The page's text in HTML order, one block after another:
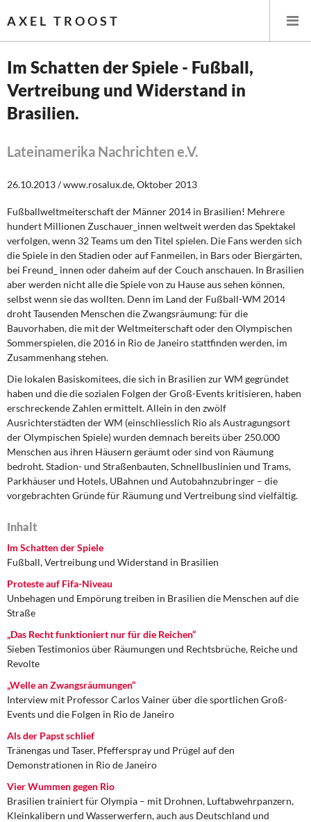
AXEL TROOST
Startseite
Leitlinien linker Wirtschafts- und Finanzpolitik
Wirtschaftspolitik
Steuer- und Finanzpolitik
Öffentliche Infrastruktur und Daseinsvorsorge
Eurokrise und Griechenland
DIE LINKE
Weitere Themen
Memo-Gruppe
Institut Solidarische Moderne
Rosa-Luxemburg-Stiftung
Über mich
Kontakt
Im Schatten der Spiele - Fußball,
Vertreibung und Widerstand in
Brasilien.
Lateinamerika Nachrichten e.V.
26.10.2013 / www.rosalux.de, Oktober 2013
Fußballweltmeiterschaft der Männer 2014 in Brasilien! Mehrere
hundert Millionen Zuschauer_innen weltweit werden das Spektakel
verfolgen, wenn 32 Teams um den Titel spielen. Die Fans werden sich
die Spiele in den Stadien oder auf Fanmeilen, in Bars oder Biergärten,
bei Freund_ innen oder daheim auf der Couch anschauen. In Brasilien
aber werden nicht alle die Spiele von zu Hause aus sehen können,
selbst wenn sie das wollten. Denn im Land der Fußball-WM 2014
droht Tausenden Menschen die Zwangsräumung: für die
Bauvorhaben, die mit der Weltmeiterschaft oder den Olympischen
Sommerspielen, die 2016 in Rio de Janeiro stattfinden werden, im
Zusammenhang stehen.
Die lokalen Basiskomitees, die sich in Brasilien zur WM gegründet
haben und die die sozialen Folgen der Groß-Events kritisieren, haben
erschreckende Zahlen ermittelt. Allein in den zwölf
Ausrichterstädten der WM (einschliesslich Rio als Austragungsort
der Olympischen Spiele) wurden demnach bereits über 250.000
Menschen aus ihren Häusern geräumt oder sind von Räumung
bedroht. Stadion- und Straßenbauten, Schnellbuslinien und Trams,
Parkhäuser und Hotels, UBahnen und Autobahnzubringer – die
vorgebrachten Gründe für Räumung und Vertreibung sind vielfältig.
Inhalt
Im Schatten der Spiele
Fußball, Vertreibung und Widerstand in Brasilien
Proteste auf Fifa-Niveau
Unbehagen und Empörung treiben in Brasilien die Menschen auf die
Straße
„Das Recht funktioniert nur für die Reichen“
Sieben Testimonios über Räumungen und Rechtsbrüche, Reiche und
Revolte
„Welle an Zwangsräumungen“
Interview mit Professor Carlos Vainer über die sportlichen Groß-
Events und die Folgen in Rio de Janeiro
Als der Papst schlief
Tränengas und Taser, Pfefferspray und Prügel auf den
Demonstrationen in Rio de Janeiro
Vier Wummen gegen Rio
Brasilien trainiert für Olympia – mit Drohnen, Luftabwehrpanzern,
Kleinkalibern und Wasserwerfern, auch aus Deutschland und